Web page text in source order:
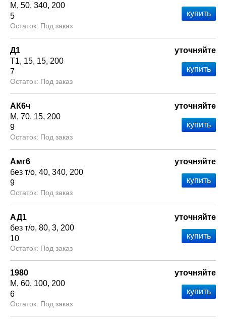
М 50 340 200
5
Под заказ
Д1
Т1 15 15 200
7
Под заказ
уточняйте
АК6ч
М 70 15 200
9
Под заказ
уточняйте
Амг6
без т/о 40 340 200
9
Под заказ
уточняйте
АД1
без т/о 80 3 200
10
Под заказ
уточняйте
1980
М 60 100 200
6
Под заказ
уточняйте